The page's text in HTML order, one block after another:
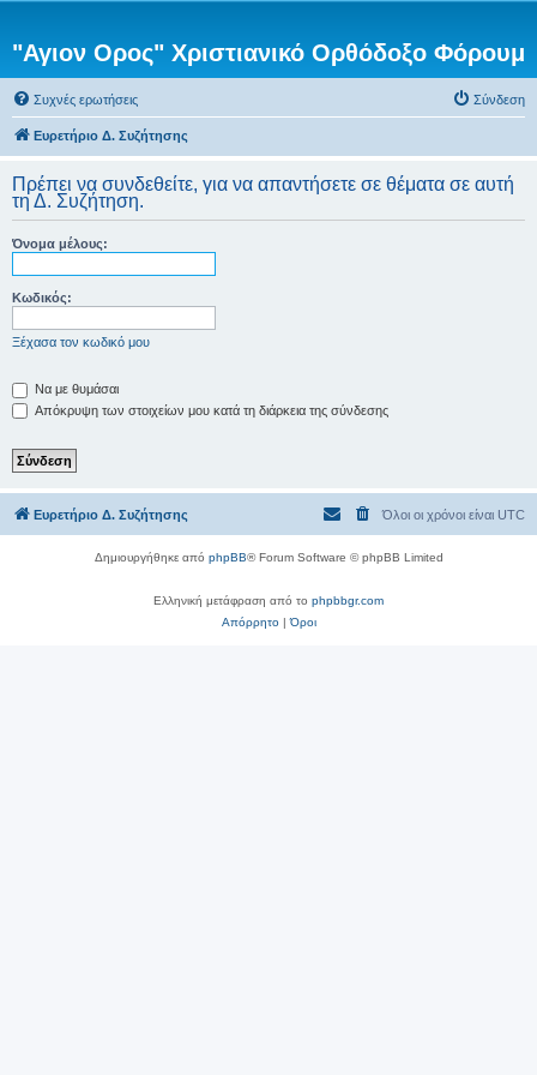
"Αγιον Ορος" Χριστιανικό Ορθόδοξο Φόρουμ
Συχνές ερωτήσεις Σύνδεση
Ευρετήριο Δ. Συζήτησης
Πρέπει να συνδεθείτε, για να απαντήσετε σε θέματα σε αυτή
τη Δ. Συζήτηση.
Όνομα μέλους:
Κωδικός:
Ξέχασα τον κωδικό μου
Να με θυμάσαι
Απόκρυψη των στοιχείων μου κατά τη διάρκεια της σύνδεσης
Ευρετήριο Δ. Συζήτησης Όλοι οι χρόνοι είναι UTC
Δημιουργήθηκε από phpBB® Forum Software © phpBB Limited
Ελληνική μετάφραση από το phpbbgr.com
Απόρρητο|Όροι